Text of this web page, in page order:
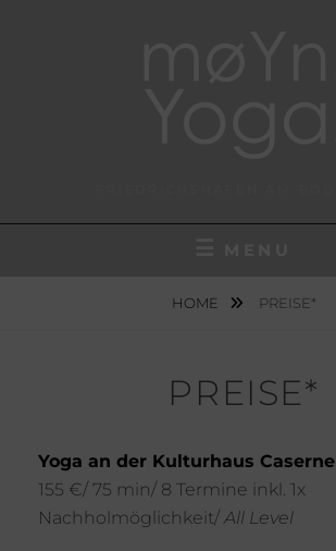
HOME PREISE*
PREISE*
Yoga an der Kulturhaus Caserne
155 €/ 75 min/ 8 Termine inkl. 1x
Nachholmöglichkeit/ All Level